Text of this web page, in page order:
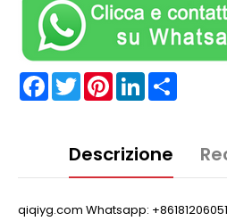
Facebook
TwitterPinterestLinkedIn
Descrizione
qiqiyg.com Whatsapp: